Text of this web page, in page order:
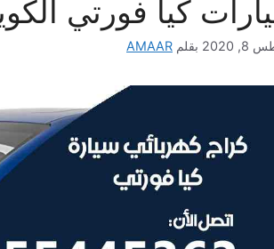
كيا فورتي
2020 بقلم AMAAR